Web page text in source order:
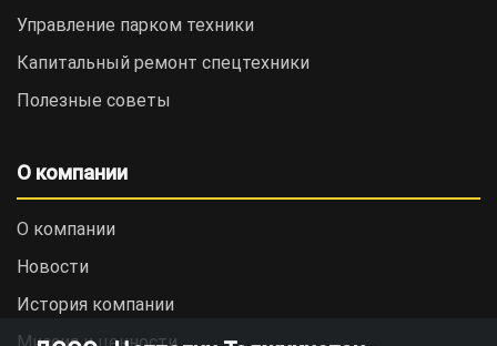
Управление парком техники
Капитальный ремонт спецтехники
Полезные советы
О компании
О компании
Новости
История компании